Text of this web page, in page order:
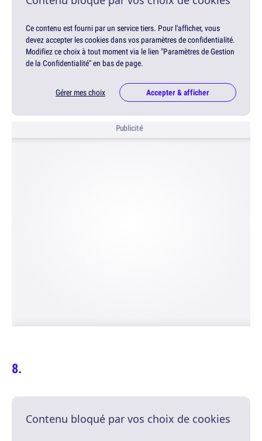
Ce contenu est fourni par un service tiers. Pour l'afficher, vous
devez accepter les cookies dans vos paramètres de confidentialité.
Modifiez ce choix à tout moment via le lien "Paramètres de Gestion
de la Confidentialité" en bas de page.
Gérer mes choix Accepter & afficher
Publicité
Contenu bloqué par vos choix de cookies